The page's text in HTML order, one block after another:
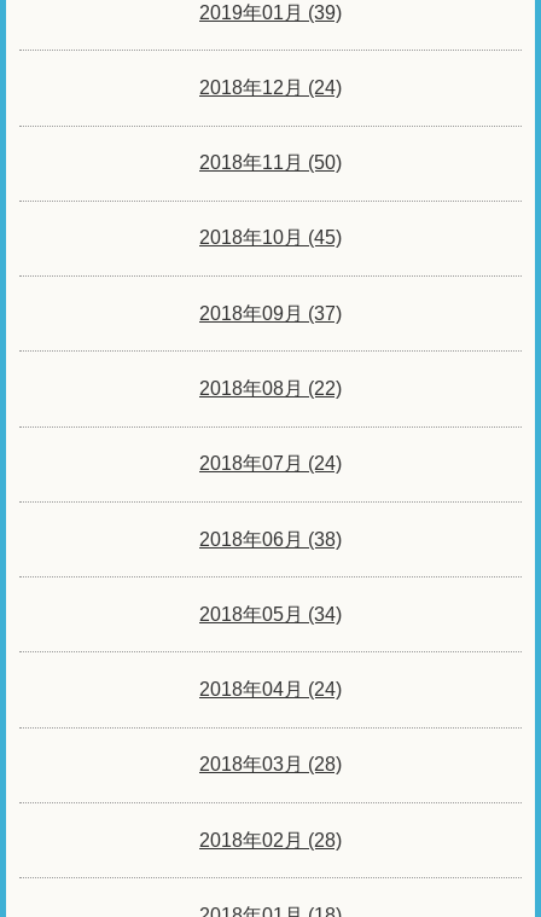
2019年01月 (39)
2018年12月 (24)
2018年11月 (50)
2018年10月 (45)
2018年09月 (37)
2018年08月 (22)
2018年07月 (24)
2018年06月 (38)
2018年05月 (34)
2018年04月 (24)
2018年03月 (28)
2018年02月 (28)